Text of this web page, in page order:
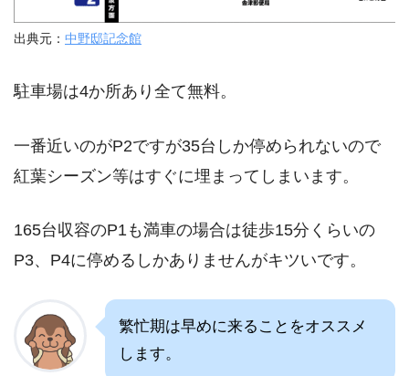
出典元： 中野邸記念館
駐車場は4か所あり全て無料。
一番近いのがP2ですが35台しか停められないので
紅葉シーズン等はすぐに埋まってしまいます。
165台収容のP1も満車の場合は徒歩15分くらいの
P3、P4に停めるしかありませんがキツいです。
繁忙期は早めに来ることをオススメ
します。